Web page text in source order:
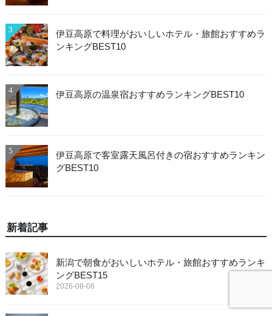
3
伊豆高原で料理がおいしいホテル・旅館おすすめラ
ンキングBEST10
4 伊豆高原の温泉宿おすすめランキングBEST10
5
伊豆高原で客室露天風呂付きの宿おすすめランキン
グBEST10
新着記事
新潟で朝食がおいしいホテル・旅館おすすめランキ
ングBEST15
2026-08-06